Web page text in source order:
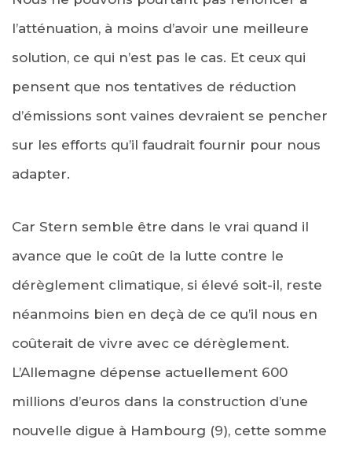
l’atténuation, à moins d’avoir une meilleure
solution, ce qui n’est pas le cas. Et ceux qui
pensent que nos tentatives de réduction
d’émissions sont vaines devraient se pencher
sur les efforts qu’il faudrait fournir pour nous
adapter.
Car Stern semble être dans le vrai quand il
avance que le coût de la lutte contre le
dérèglement climatique, si élevé soit-il, reste
néanmoins bien en deçà de ce qu’il nous en
coûterait de vivre avec ce dérèglement.
L’Allemagne dépense actuellement 600
millions d’euros dans la construction d’une
nouvelle digue à Hambourg (9), cette somme